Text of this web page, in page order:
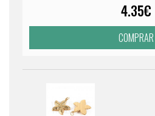
4.35€
COMPRAR